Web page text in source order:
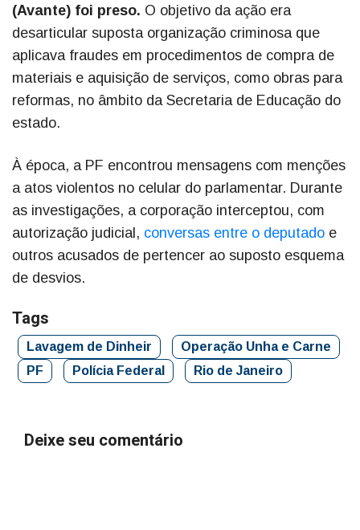
(Avante) foi preso. O objetivo da ação era
desarticular suposta organização criminosa que
aplicava fraudes em procedimentos de compra de
materiais e aquisição de serviços, como obras para
reformas, no âmbito da Secretaria de Educação do
estado.
À época, a PF encontrou mensagens com menções
a atos violentos no celular do parlamentar. Durante
as investigações, a corporação interceptou, com
autorização judicial, conversas entre o deputado e
outros acusados de pertencer ao suposto esquema
de desvios.
Tags
Lavagem de Dinheir
Operação Unha e Carne
PF
Polícia Federal Rio de Janeiro
Deixe seu comentário